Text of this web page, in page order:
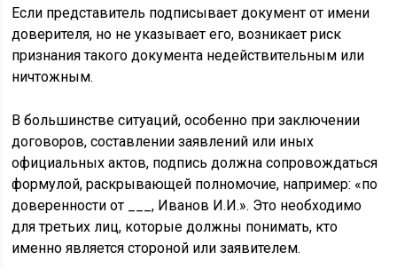
Если представитель подписывает документ от имени
доверителя, но не указывает его, возникает риск
признания такого документа недействительным или
ничтожным.
В большинстве ситуаций, особенно при заключении
договоров, составлении заявлений или иных
официальных актов, подпись должна сопровождаться
формулой, раскрывающей полномочие, например: «по
доверенности от ___, Иванов И.И.». Это необходимо
для третьих лиц, которые должны понимать, кто
именно является стороной или заявителем.